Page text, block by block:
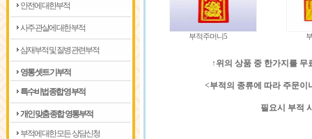
안전에 대한부적
사주 관살에 대한부적
삼재부적 및 질병관련부적
영통 셋트 기부적
특수비법 종합 영부적
개인 맞춤 종합 영통부적
부적에 대한 모든 상담신청
부적주머니5
↑위의 상품 중 한가지를
<부적의 종류에 따라 주문이
필요시 부적